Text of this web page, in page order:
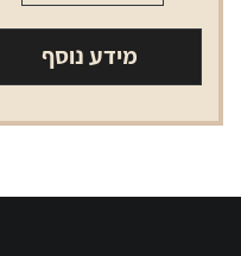
מידע נוסף